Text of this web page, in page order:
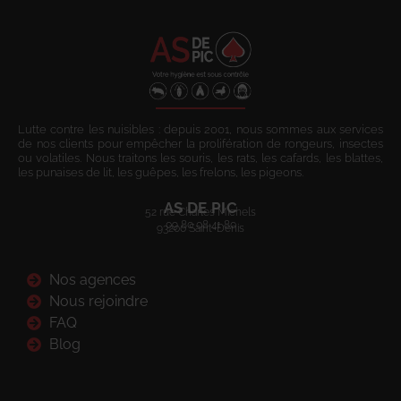
Lutte contre les nuisibles : depuis 2001, nous sommes aux services
de nos clients pour empêcher la prolifération de rongeurs, insectes
ou volatiles. Nous traitons les souris, les rats, les cafards, les blattes,
les punaises de lit, les guêpes, les frelons, les pigeons.
AS DE PIC
52 rue Charles Michels
93200 Saint-Denis
09 80 08 41 80
Nos agences
Nous rejoindre
FAQ
Blog